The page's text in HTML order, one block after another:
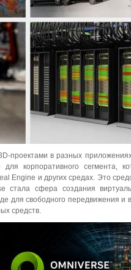
в разных
корпоративного сегмента,
Engine и других средах. Это
сфера создания
для свободного передвижения
средств.